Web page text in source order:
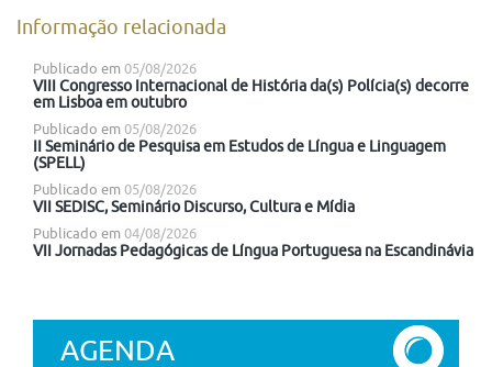
Informação relacionada
Publicado em 05/08/2026
VIII Congresso Internacional de História da(s) Polícia(s) decorre
em Lisboa em outubro
Publicado em 05/08/2026
II Seminário de Pesquisa em Estudos de Língua e Linguagem
(SPELL)
Publicado em 05/08/2026
VII SEDISC, Seminário Discurso, Cultura e Mídia
Publicado em 04/08/2026
VII Jornadas Pedagógicas de Língua Portuguesa na Escandinávia
AGENDA